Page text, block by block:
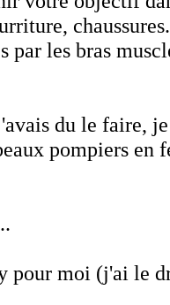
par les bras
du le faire,
pompiers
pour moi (j'ai le